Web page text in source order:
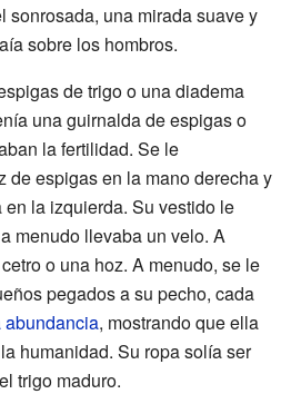
sonrosada, una mirada suave y
sobre los hombros.
de trigo o una diadema
una guirnalda de espigas o
la fertilidad. Se le
de espigas en la mano derecha y
la izquierda. Su vestido le
menudo llevaba un velo. A
o una hoz. A menudo, se le
pegados a su pecho, cada
abundancia, mostrando que ella
humanidad. Su ropa solía ser
trigo maduro.